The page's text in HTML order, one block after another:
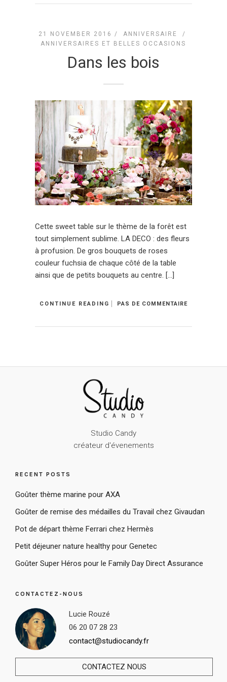
21 NOVEMBER 2016 / ANNIVERSAIRE
/
ANNIVERSAIRES ET BELLES OCCASIONS
Dans les bois
Cette sweet table sur le thème de la forêt est
tout simplement sublime. LA DECO : des fleurs
à profusion. De gros bouquets de roses
couleur fuchsia de chaque côté de la table
ainsi que de petits bouquets au centre. […]
CONTINUE READING PAS DE COMMENTAIRE
Studio Candy
créateur d'évenements
RECENT POSTS
Goûter thème marine pour AXA
Goûter de remise des médailles du Travail chez Givaudan
Pot de départ thème Ferrari chez Hermès
Petit déjeuner nature healthy pour Genetec
Goûter Super Héros pour le Family Day Direct Assurance
CONTACTEZ-NOUS
Lucie Rouzé
06 20 07 28 23
contact@studiocandy.fr
CONTACTEZ NOUS